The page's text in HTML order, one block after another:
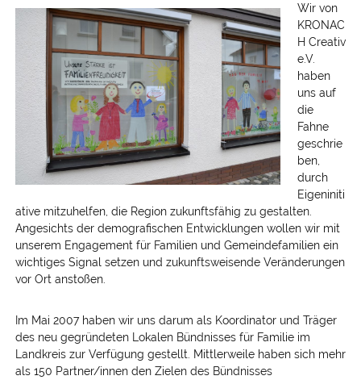
Wir von
KRONAC
H Creativ
e.V.
haben
uns auf
die
Fahne
geschrie
ben,
durch
Eigeniniti
ative mitzuhelfen, die Region zukunftsfähig zu gestalten.
Angesichts der demografischen Entwicklungen wollen wir mit
unserem Engagement für Familien und Gemeindefamilien ein
wichtiges Signal setzen und zukunftsweisende Veränderungen
vor Ort anstoßen.
Im Mai 2007 haben wir uns darum als Koordinator und Träger
des neu gegründeten Lokalen Bündnisses für Familie im
Landkreis zur Verfügung gestellt. Mittlerweile haben sich mehr
als 150 Partner/innen den Zielen des Bündnisses